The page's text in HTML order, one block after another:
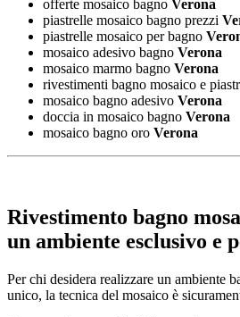
offerte mosaico bagno Verona
piastrelle mosaico bagno prezzi
piastrelle mosaico per bagno
mosaico adesivo bagno Verona
mosaico marmo bagno Verona
rivestimenti bagno mosaico e
mosaico bagno adesivo Verona
doccia in mosaico bagno Verona
mosaico bagno oro Verona
Rivestimento bagno
un ambiente esclusivo e
Per chi desidera realizzare un ambiente
unico, la tecnica del mosaico è